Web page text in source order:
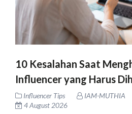
10 Kesalahan Saat
Influencer yang Harus
Influencer Tips
IAM-MUTHIA
4 August 2026